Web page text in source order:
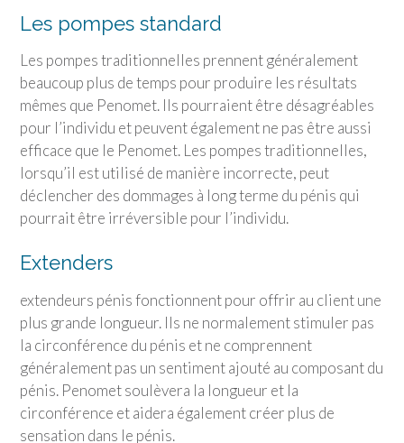
Les pompes standard
Les pompes traditionnelles prennent généralement
beaucoup plus de temps pour produire les résultats
mêmes que Penomet. Ils pourraient être désagréables
pour l’individu et peuvent également ne pas être aussi
efficace que le Penomet. Les pompes traditionnelles,
lorsqu’il est utilisé de manière incorrecte, peut
déclencher des dommages à long terme du pénis qui
pourrait être irréversible pour l’individu.
Extenders
extendeurs pénis fonctionnent pour offrir au client une
plus grande longueur. Ils ne normalement stimuler pas
la circonférence du pénis et ne comprennent
généralement pas un sentiment ajouté au composant du
pénis. Penomet soulèvera la longueur et la
circonférence et aidera également créer plus de
sensation dans le pénis.